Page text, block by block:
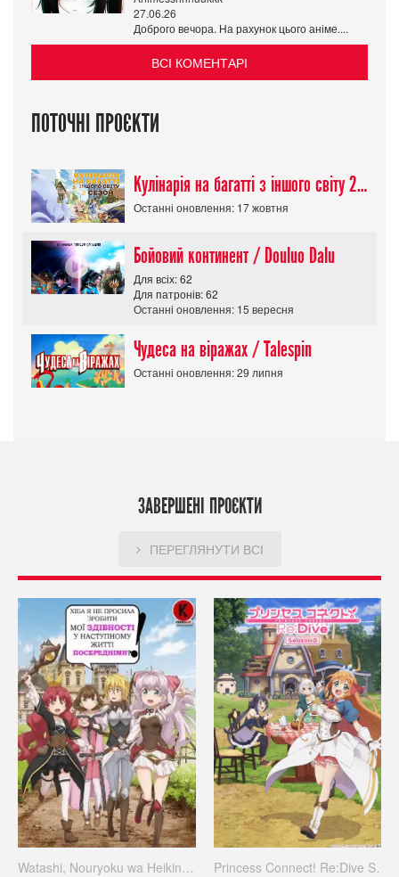
27.06.26
Доброго вечора. На рахунок цього аніме....
ВСІ КОМЕНТАРІ
ПОТОЧНІ ПРОЄКТИ
Кулінарія на багатті з іншого світу 2 сезон/ Tondemo Skill de Isekai Hourou
Останні оновлення: 17 жовтня
Бойовий континент / Douluo Dalu
Для всіх: 62
Для патронів: 62
Останні оновлення: 15 вересня
Чудеса на віражах / Talespin
Останні оновлення: 29 липня
ЗАВЕРШЕНІ ПРОЄКТИ
ПЕРЕГЛЯНУТИ ВСІ
Watashi, Nouryoku wa Heikinchi de tte Itta yo ne! Princess Connect! Re:Dive Season 2